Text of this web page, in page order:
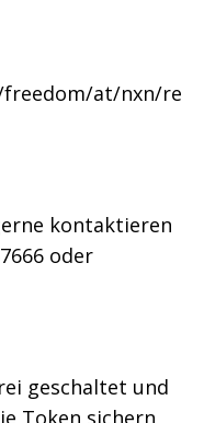
at/nxn/re
kontaktieren
oder
geschaltet und
Token sichern